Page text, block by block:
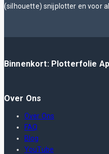
(silhouette) snijplotter en voor
Binnenkort: Plotterfolie
Over Ons
Over Ons
FAQ
Blog
YouTube